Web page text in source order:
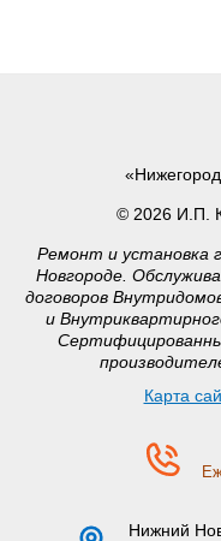
© 2026 И.П.
Ремонт и установка
Новгороде.
договоров
и
Карта
Нижний